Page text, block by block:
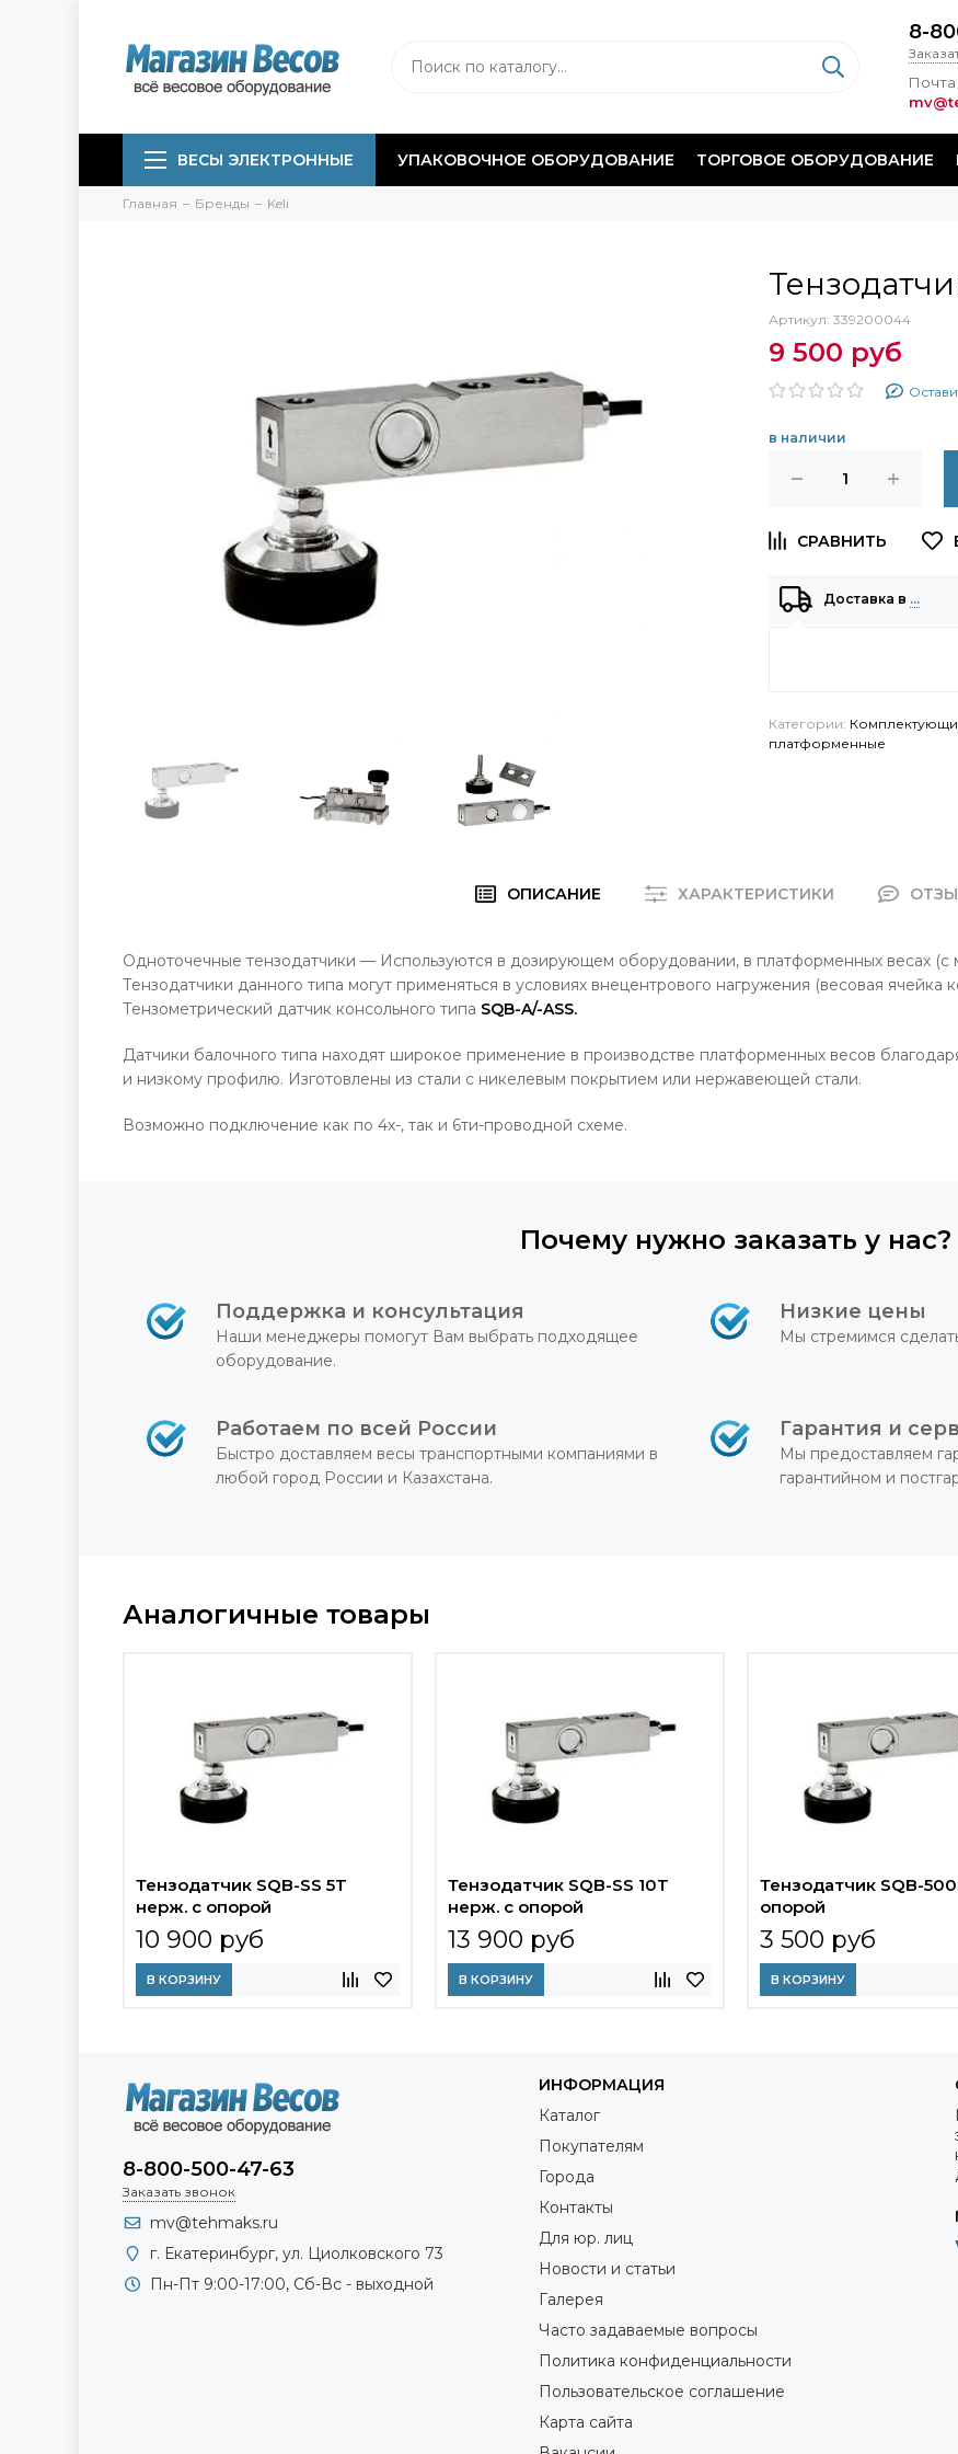
8-
Почта
ВЕСЫ ЭЛЕКТРОННЫЕ УПАКОВОЧНОЕ ОБОРУДОВАНИЕ ТОРГОВОЕ ОБОРУДОВАНИЕ
Главная Бренды Keli
Артикул: 339200044
9 500 руб
в наличии
Доставка в …
Категории:
платформенные
ОПИСАНИЕ ХАРАКТЕРИСТИКИ
Одноточечные тензодатчики — Используются в дозирующем оборудовании, в платформенных весах (с
Тензодатчики данного типа могут применяться в условиях внецентрового нагружения (весовая
Тензометрический датчик консольного типа SQB-A/-ASS.
Датчики балочного типа находят широкое применение в производстве платформенных весов
и низкому профилю. Изготовлены из стали с никелевым покрытием или нержавеющей стали.
Возможно подключение как по 4х-, так и 6ти-проводной схеме.
Почему нужно заказать у нас?
Поддержка и консультация
Наши менеджеры помогут Вам выбрать подходящее
оборудование.
Низкие цены
Мы стремимся
Работаем по всей России
Быстро доставляем весы транспортными компаниями в
любой город России и Казахстана.
Гарантия и
Мы предоставляем
гарантийном и
Аналогичные товары
Тензодатчик SQB-SS 5T
нерж. с опорой
10 900 руб
В КОРЗИНУ
Тензодатчик SQB-SS 10T
нерж. с опорой
13 900 руб
В КОРЗИНУ
Тензодатчик SQB-
опорой
3 500 руб
В КОРЗИНУ
8-800-500-47-63
Заказать звонок
mv@tehmaks.ru
г. Екатеринбург, ул. Циолковского 73
Пн-Пт 9:00-17:00, Сб-Вс - выходной
ИНФОРМАЦИЯ
Каталог
Покупателям
Города
Контакты
Для юр. лиц
Новости и статьи
Галерея
Часто задаваемые вопросы
Политика конфиденциальности
Пользовательское соглашение
Карта сайта